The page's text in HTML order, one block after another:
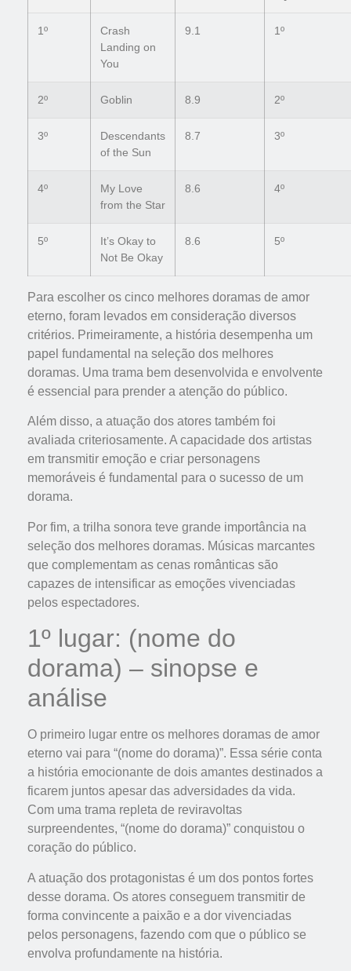
1º
Crash
Landing on
You
9.1 1º
2º Goblin 8.9 2º
3º
Descendants
of the Sun
8.7 3º
4º
My Love
from the Star
8.6 4º
5º
It’s Okay to
Not Be Okay
8.6 5º
Para escolher os cinco melhores doramas de amor
eterno, foram levados em consideração diversos
critérios. Primeiramente, a história desempenha um
papel fundamental na seleção dos melhores
doramas. Uma trama bem desenvolvida e envolvente
é essencial para prender a atenção do público.
Além disso, a atuação dos atores também foi
avaliada criteriosamente. A capacidade dos artistas
em transmitir emoção e criar personagens
memoráveis é fundamental para o sucesso de um
dorama.
Por fim, a trilha sonora teve grande importância na
seleção dos melhores doramas. Músicas marcantes
que complementam as cenas românticas são
capazes de intensificar as emoções vivenciadas
pelos espectadores.
1º lugar: (nome do
dorama) – sinopse e
análise
O primeiro lugar entre os melhores doramas de amor
eterno vai para “(nome do dorama)”. Essa série conta
a história emocionante de dois amantes destinados a
ficarem juntos apesar das adversidades da vida.
Com uma trama repleta de reviravoltas
surpreendentes, “(nome do dorama)” conquistou o
coração do público.
A atuação dos protagonistas é um dos pontos fortes
desse dorama. Os atores conseguem transmitir de
forma convincente a paixão e a dor vivenciadas
pelos personagens, fazendo com que o público se
envolva profundamente na história.